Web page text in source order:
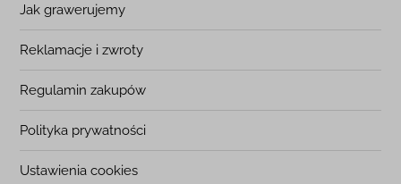
Jak grawerujemy
Reklamacje i zwroty
Regulamin zakupów
Polityka prywatności
Ustawienia cookies